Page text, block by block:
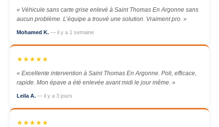
« Véhicule sans carte grise enlevé à Saint Thomas En Argonne sans
aucun problème. L’équipe a trouvé une solution. Vraiment pro. »
Mohamed K. — il y a 1 semaine
★★★★★
« Excellente intervention à Saint Thomas En Argonne. Poli, efficace,
rapide. Mon épave a été enlevée avant midi le jour même. »
Leila A. — il y a 3 jours
★★★★★